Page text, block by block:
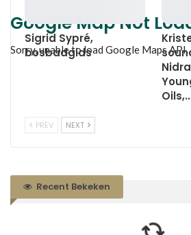
Google Map Not
Sorry, unable to load Google Maps API.
Sigrid Sypré,
bosbadgids
PREV NEXT
Recent Bekeken